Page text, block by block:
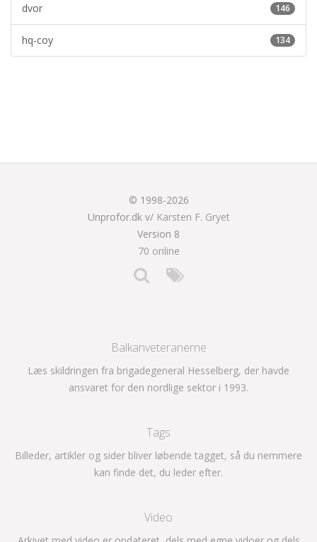
146
dvor
134
hq-coy
© 1998-2026
Unprofor.dk v/ Karsten F. Gryet
Version 8
70 online
Balkanveteranerne
Læs skildringen fra brigadegeneral Hesselberg, der havde
ansvaret for den nordlige sektor i 1993.
Tags
Billeder, artikler og sider bliver løbende tagget, så du nemmere
kan finde det, du leder efter.
Video